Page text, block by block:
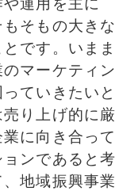
運用を主に
そもの大きな
です。いまま
マーケティン
ていきたいと
り上げ的に厳
に向き合って
ンであると考
地域振興事業